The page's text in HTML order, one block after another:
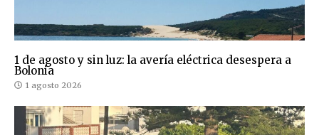
1 de agosto y sin luz: la avería eléctrica desespera a
Bolonia
1 agosto 2026